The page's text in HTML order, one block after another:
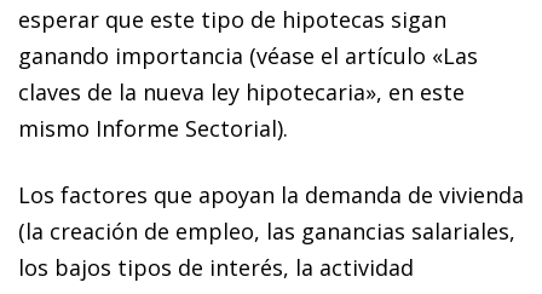
esperar que este tipo de hipotecas sigan
ganando importancia (véase el artículo «Las
claves de la nueva ley hipotecaria», en este
mismo Informe Sectorial).
Los factores que apoyan la demanda de vivienda
(la creación de empleo, las ganancias salariales,
los bajos tipos de interés, la actividad